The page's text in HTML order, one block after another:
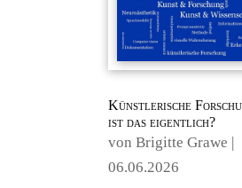
Künstlerische
ist das eigentlich?
vonBrigitte Grawe
06.06.2026